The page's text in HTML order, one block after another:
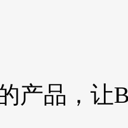
产品，让